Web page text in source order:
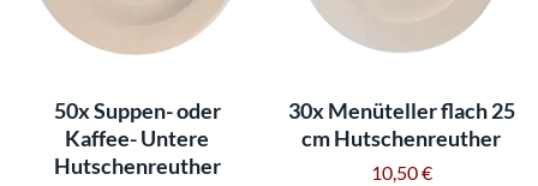
50x Suppen- oder
Kaffee- Untere
Hutschenreuther
30x Menüteller flach 25
cm Hutschenreuther
10,50€